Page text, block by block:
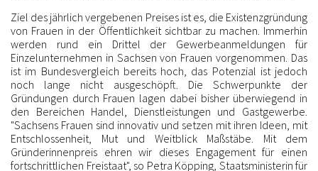
Ziel des jährlich vergebenen Preises ist es, die Existenzgründung
von Frauen in der Öffentlichkeit sichtbar zu machen. Immerhin
werden rund ein Drittel der Gewerbeanmeldungen für
Einzelunternehmen in Sachsen von Frauen vorgenommen. Das
ist im Bundesvergleich bereits hoch, das Potenzial ist jedoch
noch lange nicht ausgeschöpft. Die Schwerpunkte der
Gründungen durch Frauen lagen dabei bisher überwiegend in
den Bereichen Handel, Dienstleistungen und Gastgewerbe.
"Sachsens Frauen sind innovativ und setzen mit ihren Ideen, mit
Entschlossenheit, Mut und Weitblick Maßstäbe. Mit dem
Gründerinnenpreis ehren wir dieses Engagement für einen
fortschrittlichen Freistaat", so Petra Köpping, Staatsministerin für